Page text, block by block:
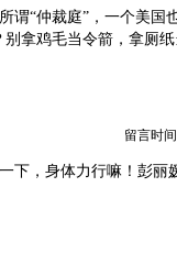
谓“仲裁庭”，一个美国
拿鸡毛当令箭，拿厕
留言时
下，身体力行嘛！彭丽